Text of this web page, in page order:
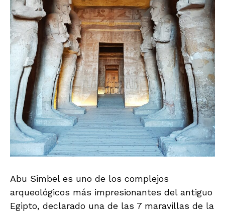
Abu Simbel es uno de los complejos
arqueológicos más impresionantes del antiguo
Egipto, declarado una de las 7 maravillas de la